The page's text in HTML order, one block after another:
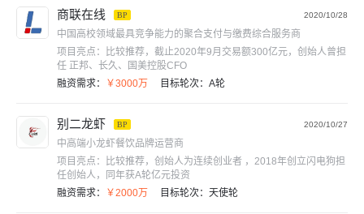
商联在线 BP 2020/10/28
中国高校领域最具竞争能力的聚合支付与缴费综合服务商
项目亮点：
比较推荐，截止2020年9月交易额300亿元，创始人曾担
任 正邦、长久、国美控股CFO
融资需求：
￥3000万 目标轮次： A轮
别二龙虾 BP 2020/10/27
中高端小龙虾餐饮品牌运营商
项目亮点：
比较推荐，创始人为连续创业者 ，2018年创立闪电狗担
任创始人，同年获A轮亿元投资
融资需求：
￥2000万 目标轮次： 天使轮